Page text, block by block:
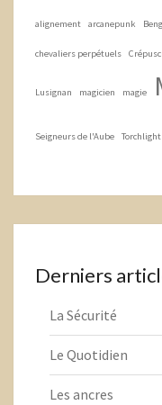
alignement arcanepunk
chevaliers perpétuels
Lusignan magicien magie
Seigneurs de l'Aube Torchlight
Derniers
La Sécurité
Le Quotidien
Les ancres